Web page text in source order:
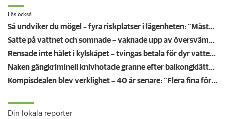
Läs också
Så undviker du mögel – fyra riskplatser i lägenheten: ”Måste städa bort”
Satte på vattnet och somnade – vaknade upp av översvämning hos grannen
Rensade inte hålet i kylskåpet – tvingas betala för dyr vattenskada
Naken gängkriminell knivhotade granne efter balkongklättring
Kompisdealen blev verklighet – 40 år senare: "Flera fina fördelar med att dela bostad"
Din lokala reporter